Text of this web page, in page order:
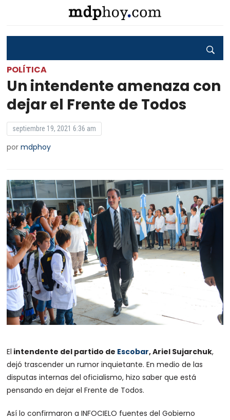
POLÍTICA
Un intendente amenaza con
dejar el Frente de Todos
septiembre 19, 2021 6:36 am
pormdphoy
El intendente del partido de Escobar, Ariel Sujarchuk,
dejó trascender un rumor inquietante. En medio de las
disputas internas del oficialismo, hizo saber que está
pensando en dejar el Frente de Todos.
Así lo confirmaron a INFOCIELO fuentes del Gobierno